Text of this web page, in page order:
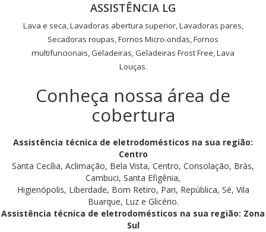
ASSISTÊNCIA LG
Lava e seca, Lavadoras abertura superior, Lavadoras pares,
Secadoras roupas, Fornos Micro-ondas, Fornos
multifuncionais, Geladeiras, Geladeiras Frost Free, Lava
Louças.
Conheça nossa área de
cobertura
Assistência técnica de eletrodomésticos na sua região:
Centro
Santa Cecília, Aclimação, Bela Vista, Centro, Consolação, Brás,
Cambuci, Santa Efigênia,
Higienópolis, Liberdade, Bom Retiro, Pari, República, Sé, Vila
Buarque, Luz e Glicério.
Assistência técnica de eletrodomésticos na sua região: Zona
Sul